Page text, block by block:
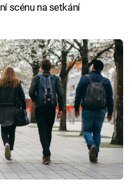
scénu na setkání